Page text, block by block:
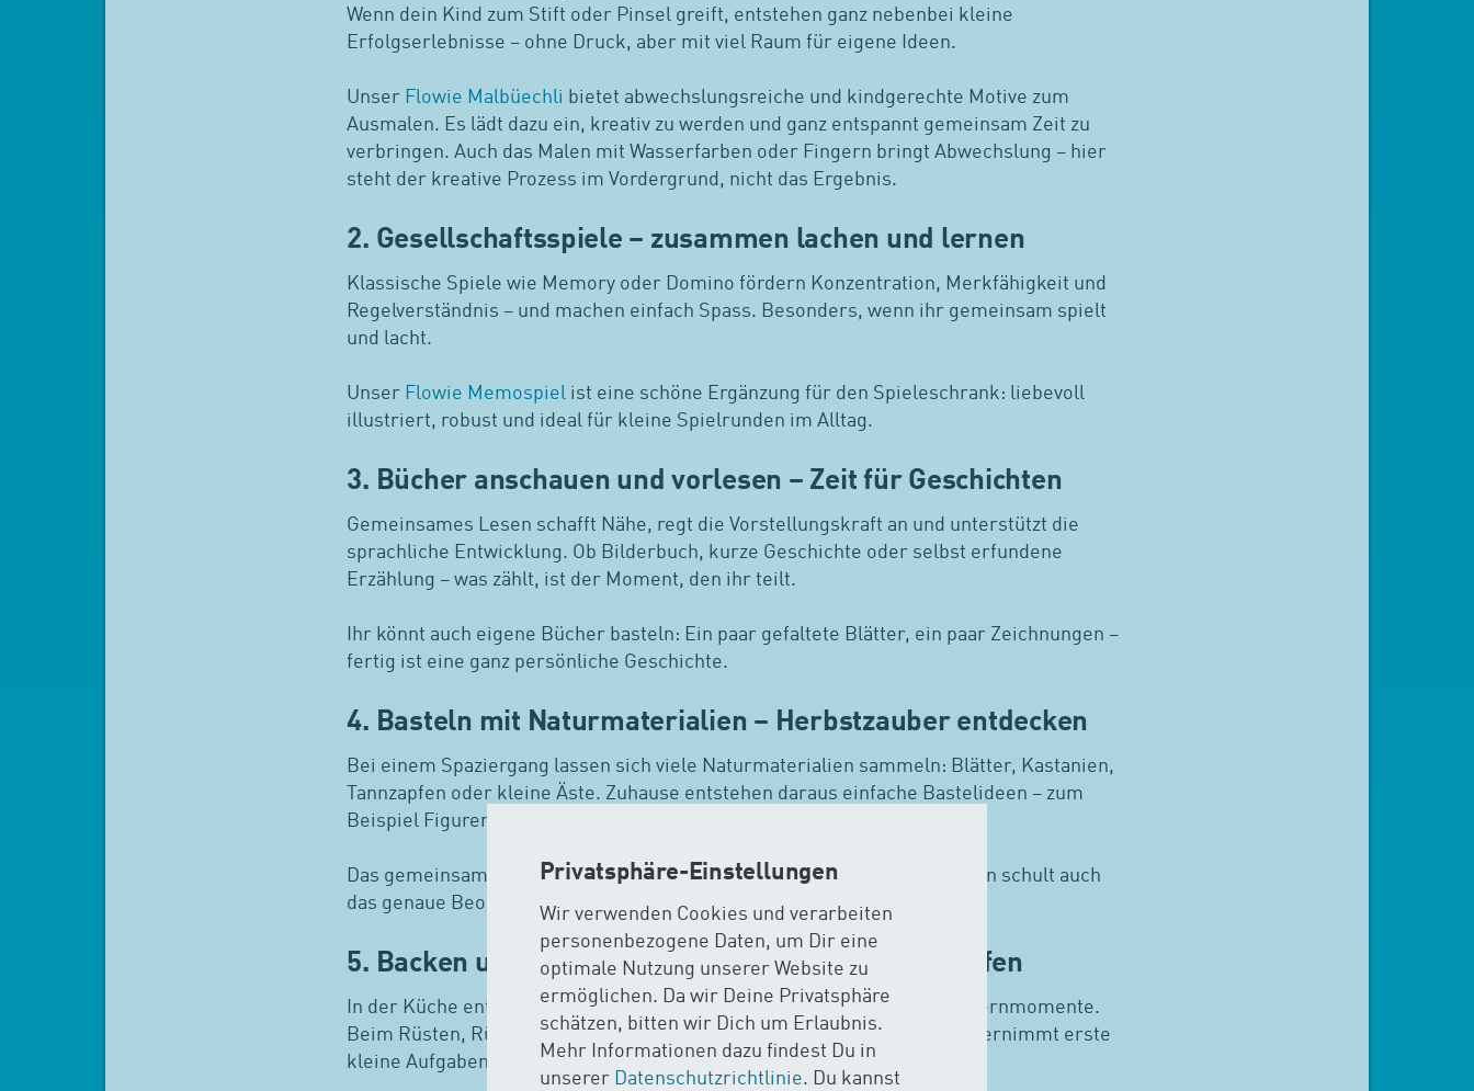
Privatsphäre-Einstellungen
Wir verwenden Cookies und verarbeiten
personenbezogene Daten, um Dir eine
optimale Nutzung unserer Website zu
ermöglichen. Da wir Deine Privatsphäre
schätzen, bitten wir Dich um Erlaubnis.
Mehr Informationen dazu findest Du in
unserer Datenschutzrichtlinie. Du kannst
Wenn dein Kind zum Stift oder Pinsel greift, entstehen ganz nebenbei kleine
Erfolgserlebnisse – ohne Druck, aber mit viel Raum für eigene Ideen.
Unser Flowie Malbüechli bietet abwechslungsreiche und kindgerechte Motive zum
Ausmalen. Es lädt dazu ein, kreativ zu werden und ganz entspannt gemeinsam Zeit zu
verbringen. Auch das Malen mit Wasserfarben oder Fingern bringt Abwechslung – hier
steht der kreative Prozess im Vordergrund, nicht das Ergebnis.
2. Gesellschaftsspiele – zusammen lachen und lernen
Klassische Spiele wie Memory oder Domino fördern Konzentration, Merkfähigkeit und
Regelverständnis – und machen einfach Spass. Besonders, wenn ihr gemeinsam spielt
und lacht.
Unser Flowie Memospiel ist eine schöne Ergänzung für den Spieleschrank: liebevoll
illustriert, robust und ideal für kleine Spielrunden im Alltag.
3. Bücher anschauen und vorlesen – Zeit für Geschichten
Gemeinsames Lesen schafft Nähe, regt die Vorstellungskraft an und unterstützt die
sprachliche Entwicklung. Ob Bilderbuch, kurze Geschichte oder selbst erfundene
Erzählung – was zählt, ist der Moment, den ihr teilt.
Ihr könnt auch eigene Bücher basteln: Ein paar gefaltete Blätter, ein paar Zeichnungen –
fertig ist eine ganz persönliche Geschichte.
4. Basteln mit Naturmaterialien – Herbstzauber entdecken
Bei einem Spaziergang lassen sich viele Naturmaterialien sammeln: Blätter, Kastanien,
Tannzapfen oder kleine Äste. Zuhause entstehen daraus einfache Bastelideen – zum
Beispiel Figuren, Tiere oder bunte Collagen.
Das gemeinsame Sammeln und Gestalten macht nicht nur Spass, sondern schult auch
das genaue Beobachten und kreative Denken.
5. Backen und Kochen – gemeinsam etwas erschaffen
In der Küche entstehen nicht nur feine Gerichte, sondern auch schöne Lernmomente.
Beim Rüsten, Rühren oder Teigausrollen ist dein Kind aktiv dabei und übernimmt erste
kleine Aufgaben.